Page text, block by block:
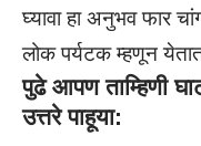
घ्यावा हा अनुभव फार
लोक पर्यटक म्हणून
पुढे आपण ताम्हिणी
उत्तरे पाहूया: